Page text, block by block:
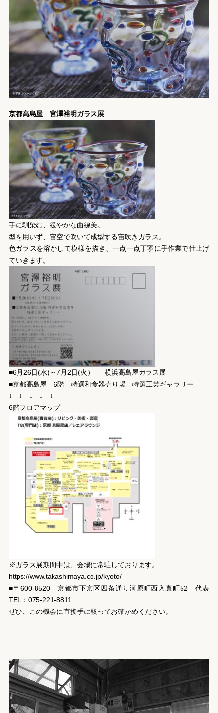
京都高島屋 宮澤裕明ガラス展
手に馴染む、緩やかな曲線美。
型を用いず、宙空で吹いて成型する宙吹きガラス。
色ガラスを溶かして模様を描き、一点一点丁寧に手作業で仕上げ
ていきます。
■6月26日(水)～7月2日(火） 横浜高島屋ガラス展
■京都高島屋 6階 特選和食器売り場 特選工芸ギャラリー
↓ ↓ ↓ ↓ ↓
6階フロアマップ
※ガラス展期間中は、会場に常駐しております。
https://www.takashimaya.co.jp/kyoto/
■〒600-8520 京都市下京区四条通り河原町西入真町52 代表
TEL：075-221-8811
ぜひ、この機会に直接手に取ってお確かめください。